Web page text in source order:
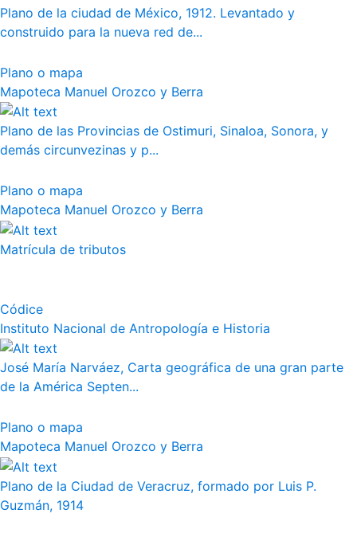
Plano de la ciudad de México, 1912. Levantado y
construido para la nueva red de...
Plano o mapa
Mapoteca Manuel Orozco y Berra
Plano de las Provincias de Ostimuri, Sinaloa, Sonora, y
demás circunvezinas y p...
Plano o mapa
Mapoteca Manuel Orozco y Berra
Matrícula de tributos
Códice
Instituto Nacional de Antropología e Historia
José María Narváez, Carta geográfica de una gran parte
de la América Septen...
Plano o mapa
Mapoteca Manuel Orozco y Berra
Plano de la Ciudad de Veracruz, formado por Luis P.
Guzmán, 1914